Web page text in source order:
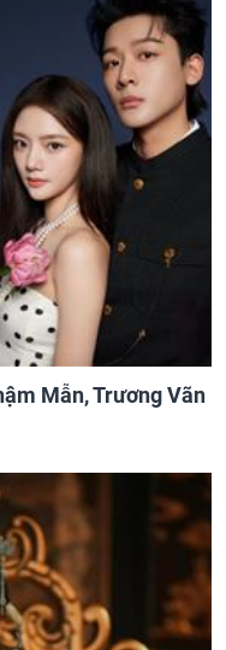
Mẫn, Trương Vãn